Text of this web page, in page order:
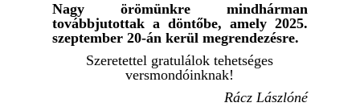
Nagy örömünkre mindhárman
továbbjutottak a döntőbe, amely 2025.
szeptember 20-án kerül megrendezésre.
Szeretettel gratulálok tehetséges
versmondóinknak!
Rácz Lászlóné